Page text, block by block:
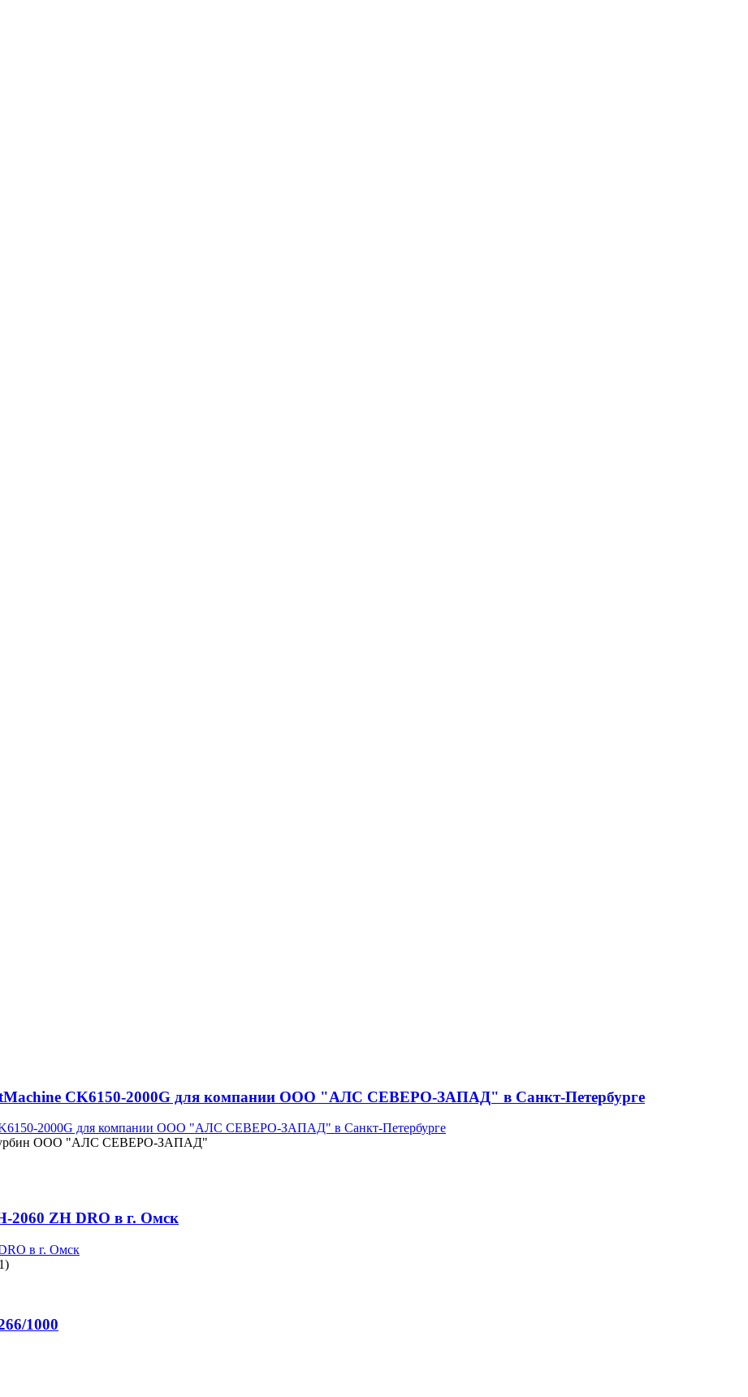
CK6150-2000G для компании ООО "АЛС СЕВЕРО-ЗАПАД" в Санкт-Петербурге
турбин ООО "АЛС СЕВЕРО-ЗАПАД"
2060 ZH DRO в г. Омск
1000